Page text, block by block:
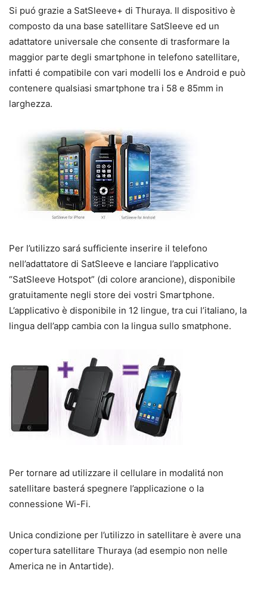
Si puó grazie a SatSleeve+ di Thuraya. Il dispositivo è
composto da una base satellitare SatSleeve ed un
adattatore universale che consente di trasformare la
maggior parte degli smartphone in telefono satellitare,
infatti é compatibile con vari modelli Ios e Android e può
contenere qualsiasi smartphone tra i 58 e 85mm in
larghezza.
Per l’utilizzo sará sufficiente inserire il telefono
nell’adattatore di SatSleeve e lanciare l’applicativo
“SatSleeve Hotspot” (di colore arancione), disponibile
gratuitamente negli store dei vostri Smartphone.
L’applicativo è disponibile in 12 lingue, tra cui l’italiano, la
lingua dell’app cambia con la lingua sullo smatphone.
Per tornare ad utilizzare il cellulare in modalitá non
satellitare basterá spegnere l’applicazione o la
connessione Wi-Fi.
Unica condizione per l’utilizzo in satellitare è avere una
copertura satellitare Thuraya (ad esempio non nelle
America ne in Antartide).